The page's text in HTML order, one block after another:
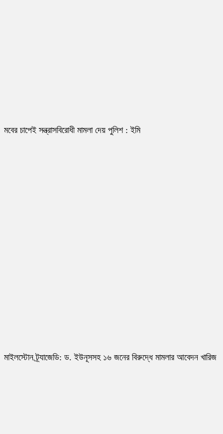
মবের চাপেই সন্ত্রাসবিরোধী মামলা দেয় পুলিশ : ইমি
মাইলস্টোন ট্র্যাজেডি: ড. ইউনূসসহ ১৬ জনের বিরুদ্ধে মামলার আবেদন খারিজ